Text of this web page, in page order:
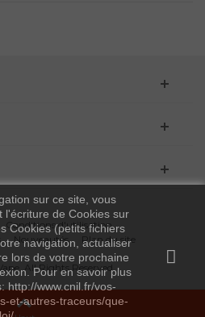
sur ce site, vous
l'écriture de Cookies sur
Cookies (petits fichiers
navigation, actualiser
lors de votre prochaine
Pour en savoir plus
http://www.cnil.fr/vos-
et-autres-traceurs/que-
Conditions d'utilisation
Nouveautés Plan du site
All Rights Reserved